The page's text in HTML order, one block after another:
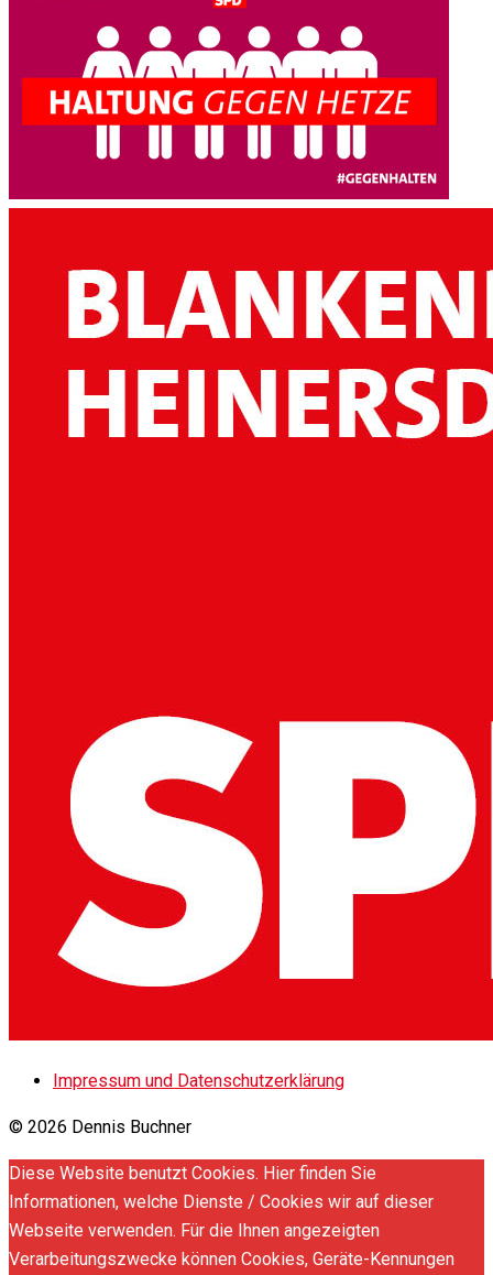
Impressum und Datenschutzerklärung
© 2026 Dennis Buchner
Diese Website benutzt Cookies. Hier finden Sie
Informationen, welche Dienste / Cookies wir auf dieser
Webseite verwenden. Für die Ihnen angezeigten
Verarbeitungszwecke können Cookies, Geräte-Kennungen